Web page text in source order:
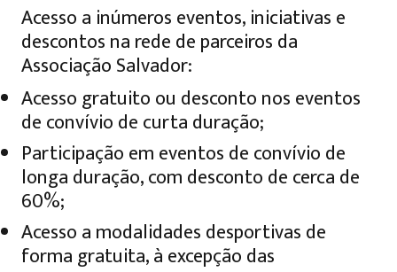
Acesso a inúmeros eventos, iniciativas e
descontos na rede de parceiros da
Associação Salvador:
Acesso gratuito ou desconto nos eventos
de convívio de curta duração;
Participação em eventos de convívio de
longa duração, com desconto de cerca de
60%;
Acesso a modalidades desportivas de
forma gratuita, à excepção das